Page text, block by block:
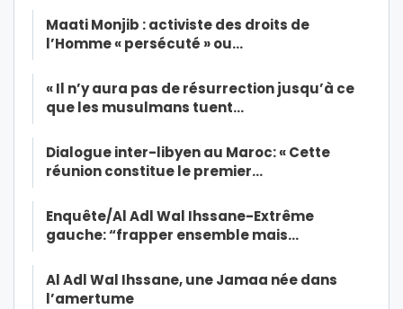
Maati Monjib : activiste des droits de
l’Homme « persécuté » ou…
« Il n’y aura pas de résurrection jusqu’à ce
que les musulmans tuent…
Dialogue inter-libyen au Maroc: « Cette
réunion constitue le premier…
Enquête/Al Adl Wal Ihssane-Extrême
gauche: “frapper ensemble mais…
Al Adl Wal Ihssane, une Jamaa née dans
l’amertume